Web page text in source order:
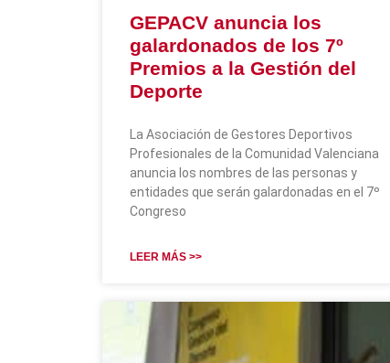
GEPACV anuncia los
galardonados de los 7º
Premios a la Gestión del
Deporte
La Asociación de Gestores Deportivos
Profesionales de la Comunidad Valenciana
anuncia los nombres de las personas y
entidades que serán galardonadas en el 7º
Congreso
LEER MÁS >>